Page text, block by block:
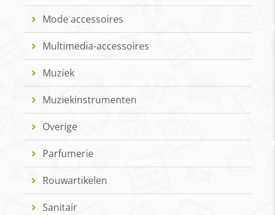
Mode accessoires
Multimedia-accessoires
Muziek
Muziekinstrumenten
Overige
Parfumerie
Rouwartikelen
Sanitair